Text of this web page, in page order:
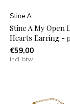
Stine A
Stine A My Open
Hearts Earring -
€59,00
Incl. btw